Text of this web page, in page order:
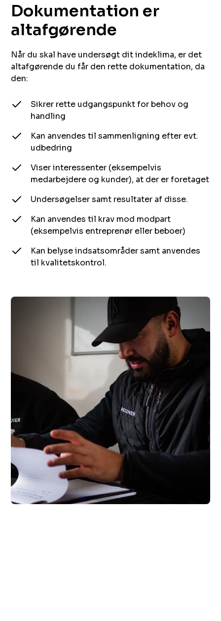
Dokumentation er
altafgørende‌ ‍ ​‍​‍‌‍ ‌ ​‍‌‍‍‌‌‍‌ ‌‍‍‌‌‍ ‍​‍​‍​ ‍‍​‍​‍‌ ​ ‌‍​‌‌‍ ‍‌‍‍‌‌ ‌​‌ ‍‌​‍ ‍‌‍‍‌‌‍ ​‍​‍​‍ ​​‍​‍‌‍‍​‌ ​‍‌‍‌‌‌‍‌‍​‍​‍​ ‍‍​‍​‍​‍ ‌ ​ ‌ ‌​‌ ‌‌‌‍‌​‌‍‍‌‌‍ ​‍ ‌‍‍‌‌‍ ‍‌ ‌​‌‍‌‌‌‍ ‍‌ ‌​​‍ ‌‍‌‌‌‍‌​‌‍‍‌‌ ‌​​‍ ‌‍ ‌‌‍ ‌‍‌​‌‍‌‌​ ‌‌ ​​‌ ​‍‌‍‌‌‌ ​ ‌‍‌‌‌‍ ‍‌ ‌​‌‍​‌‌ ‌​‌‍‍‌‌‍ ‌‍ ‍​ ‍ ‌‍‍‌‌‍‌​​ ‌​ ‌‍​ ​ ‌‍​‌‌‍​‍​ ‌​​ ​‍​ ​‌‌‍‌​​‍ ‌​ ‌ ​ ‌ ‌‍​ ​ ‌‍​‍ ‌​ ‌​‌‍​‌‌‍​‌‌‍​ ​‍ ‌​ ‍​​ ​​​ ‌ ​ ‍​​‍ ‌‌‍​‍​ ​ ​ ‌‍​ ​ ​ ​ ​ ​​​ ‌‌​ ‌‌​ ​ ‌‍‌‍​ ‍‌​ ‌ ​ ‍ ‌ ‌​‌ ‍‌‌ ​​‌‍‌‌​ ‌‌ ​ ‌‍‍‌‌ ‌​‌‍‌‌‌‌​​‌‍​‌‌‍‌ ‌‍‌‌​ ‍ ‌ ​​‌‍​‌‌ ‌​‌‍‍​​ ‌‌ ​​‌‍​‌‌‍‌ ‌‍‌‌‌​​‍‌ ‌‌‌‍‍‌‌‍ ​‌‍‌​‌‍‌‌‌ ​‍​‍‌‌​ ‌‌‌​​‍‌‌ ‌‍‍ ‌‍‌‌‌ ‍‌​‍‌‌​ ​ ‌​‌​​‍‌‌​ ​ ‌​‌​​‍‌‌​ ​‍​ ​‍​ ​ ‌‍​‌‌‍​ ​ ​​‌‍​‌​ ​​​ ‌ ​ ​​‌‍‌​​ ‌ ​ ‌‍‌‍​ ​‍‌‌​ ​‍​ ​‍​‍‌‌​ ‌‌‌​‌​​‍ ‍‌‍​ ‌‍ ‌‍ ‍‌ ‌​‌‍‌‌‌‍ ‍‌ ‌​​‍‌‌​ ‌‌‌​​‍‌‌ ‌‍‍ ‌‍‌‌‌ ‍‌​‍‌‌​ ​ ‌​‌​​‍‌‌​ ​ ‌​‌​​‍‌‌​ ​‍​ ​‍‌‍‌‌​ ​​​ ‍​​ ‍​‌‍‌​‌‍‌‍​ ​ ‌‍‌‌‌‍‌‌​ ‍​​ ‌‍​ ​‌​‍‌‌​ ​‍​ ​‍​‍‌‌​ ‌‌‌​‌​​‍ ‍‌‍​ ‌‍‍​‌‍‍‌‌‍ ​‌‍‌​‌ ​‍‌‍‌‌‌‍ ‍​‍‌‌​ ‌‌‌​​‍‌‌ ‌‍‍ ‌‍‌‌‌ ‍‌​‍‌‌​ ​ ‌​‌​​‍‌‌​ ​ ‌​‌​​‍‌‌​ ​‍​ ​‍​ ‌‍​ ‌​‌‍​ ‌‍‌‍‌‍‌‌‌‍​‌‌‍​‍​ ‌ ​ ‍‌​ ​‌‌‍​ ​ ‍​​‍‌‌​ ​‍​ ​‍​‍‌‌​ ‌‌‌​‌​​‍ ‍‌ ‌​‌‍‌‌‌ ‍​‌ ‌​​ ‌‍​‍‌‍​‌‌ ​ ‌‍‌‌‌‌‌‌‌ ​‍‌‍ ​​ ‌​‍‌‌​ ​‍‌​‌‍‌ ​ ‌ ‌​‌ ‌‌‌‍‌​‌‍‍‌‌‍ ​‍‌‍‌‍‍‌‌‍‌​​ ‌​ ‌‍​ ​ ‌‍​‌‌‍​‍​ ‌​​ ​‍​ ​‌‌‍‌​​‍ ‌​ ‌ ​ ‌ ‌‍​ ​ ‌‍​‍ ‌​ ‌​‌‍​‌‌‍​‌‌‍​ ​‍ ‌​ ‍​​ ​​​ ‌ ​ ‍​​‍ ‌‌‍​‍​ ​ ​ ‌‍​ ​ ​ ​ ​ ​​​ ‌‌​ ‌‌​ ​ ‌‍‌‍​ ‍‌​ ‌ ​‍‌‍‌ ‌​‌ ‍‌‌ ​​‌‍‌‌​ ‌‌ ​ ‌‍‍‌‌ ‌​‌‍‌‌‌‌​​‌‍​‌‌‍‌ ‌‍‌‌​‍‌‍‌ ​​‌‍​‌‌ ‌​‌‍‍​​ ‌‌ ​​‌‍​‌‌‍‌ ‌‍‌‌‌​​‍‌ ‌‌‌‍‍‌‌‍ ​‌‍‌​‌‍‌‌‌ ​‍​‍‌‌​ ‌‌‌​​‍‌‌ ‌‍‍ ‌‍‌‌‌ ‍‌​‍‌‌​ ​ ‌​‌​​‍‌‌​ ​ ‌​‌​​‍‌‌​ ​‍​ ​‍​ ​ ‌‍​‌‌‍​ ​ ​​‌‍​‌​ ​​​ ‌ ​ ​​‌‍‌​​ ‌ ​ ‌‍‌‍​ ​‍‌‌​ ​‍​ ​‍​‍‌‌​ ‌‌‌​‌​​‍ ‍‌‍​ ‌‍ ‌‍ ‍‌ ‌​‌‍‌‌‌‍ ‍‌ ‌​​‍‌‌​ ‌‌‌​​‍‌‌ ‌‍‍ ‌‍‌‌‌ ‍‌​‍‌‌​ ​ ‌​‌​​‍‌‌​ ​ ‌​‌​​‍‌‌​ ​‍​ ​‍‌‍‌‌​ ​​​ ‍​​ ‍​‌‍‌​‌‍‌‍​ ​ ‌‍‌‌‌‍‌‌​ ‍​​ ‌‍​ ​‌​‍‌‌​ ​‍​ ​‍​‍‌‌​ ‌‌‌​‌​​‍ ‍‌‍​ ‌‍‍​‌‍‍‌‌‍ ​‌‍‌​‌ ​‍‌‍‌‌‌‍ ‍​‍‌‌​ ‌‌‌​​‍‌‌ ‌‍‍ ‌‍‌‌‌ ‍‌​‍‌‌​ ​ ‌​‌​​‍‌‌​ ​ ‌​‌​​‍‌‌​ ​‍​ ​‍​ ‌‍​ ‌​‌‍​ ‌‍‌‍‌‍‌‌‌‍​‌‌‍​‍​ ‌ ​ ‍‌​ ​‌‌‍​ ​ ‍​​‍‌‌​ ​‍​ ​‍​‍‌‌​ ‌‌‌​‌​​‍ ‍‌ ‌​‌‍‌‌‌ ‍​‌ ‌​​‍​‍‌ ‌
Når du skal have undersøgt dit indeklima, er det
altafgørende du får den rette dokumentation, da
den:‌ ‍ ​‍​‍‌‍ ‌ ​‍‌‍‍‌‌‍‌ ‌‍‍‌‌‍ ‍​‍​‍​ ‍‍​‍​‍‌ ​ ‌‍​‌‌‍ ‍‌‍‍‌‌ ‌​‌ ‍‌​‍ ‍‌‍‍‌‌‍ ​‍​‍​‍ ​​‍​‍‌‍‍​‌ ​‍‌‍‌‌‌‍‌‍​‍​‍​ ‍‍​‍​‍​‍ ‌ ​ ‌ ‌​‌ ‌‌‌‍‌​‌‍‍‌‌‍ ​‍ ‌‍‍‌‌‍ ‍‌ ‌​‌‍‌‌‌‍ ‍‌ ‌​​‍ ‌‍‌‌‌‍‌​‌‍‍‌‌ ‌​​‍ ‌‍ ‌‌‍ ‌‍‌​‌‍‌‌​ ‌‌ ​​‌ ​‍‌‍‌‌‌ ​ ‌‍‌‌‌‍ ‍‌ ‌​‌‍​‌‌ ‌​‌‍‍‌‌‍ ‌‍ ‍​ ‍ ‌‍‍‌‌‍‌​​ ‌​ ‌‍​ ​ ‌‍​‌‌‍​‍​ ‌​​ ​‍​ ​‌‌‍‌​​‍ ‌​ ‌ ​ ‌ ‌‍​ ​ ‌‍​‍ ‌​ ‌​‌‍​‌‌‍​‌‌‍​ ​‍ ‌​ ‍​​ ​​​ ‌ ​ ‍​​‍ ‌‌‍​‍​ ​ ​ ‌‍​ ​ ​ ​ ​ ​​​ ‌‌​ ‌‌​ ​ ‌‍‌‍​ ‍‌​ ‌ ​ ‍ ‌ ‌​‌ ‍‌‌ ​​‌‍‌‌​ ‌‌ ​ ‌‍‍‌‌ ‌​‌‍‌‌‌‌​​‌‍​‌‌‍‌ ‌‍‌‌​ ‍ ‌ ​​‌‍​‌‌ ‌​‌‍‍​​ ‌‌ ​​‌‍​‌‌‍‌ ‌‍‌‌‌​​‍‌ ‌‌‌‍‍‌‌‍ ​‌‍‌​‌‍‌‌‌ ​‍​‍‌‌​ ‌‌‌​​‍‌‌ ‌‍‍ ‌‍‌‌‌ ‍‌​‍‌‌​ ​ ‌​‌​​‍‌‌​ ​ ‌​‌​​‍‌‌​ ​‍​ ​‍​ ​ ‌‍​‌‌‍​ ​ ​​‌‍​‌​ ​​​ ‌ ​ ​​‌‍‌​​ ‌ ​ ‌‍‌‍​ ​‍‌‌​ ​‍​ ​‍​‍‌‌​ ‌‌‌​‌​​‍ ‍‌‍​ ‌‍ ‌‍ ‍‌ ‌​‌‍‌‌‌‍ ‍‌ ‌​​‍‌‌​ ‌‌‌​​‍‌‌ ‌‍‍ ‌‍‌‌‌ ‍‌​‍‌‌​ ​ ‌​‌​​‍‌‌​ ​ ‌​‌​​‍‌‌​ ​‍​ ​‍​ ‌‍​ ‍​‌‍‌‌​ ‍​​ ‍​‌‍‌‌​ ​‍​ ​‌​ ‌​‌‍‌​​ ‌‍​ ‍‌​‍‌‌​ ​‍​ ​‍​‍‌‌​ ‌‌‌​‌​​‍ ‍‌‍​ ‌‍‍​‌‍‍‌‌‍ ​‌‍‌​‌ ​‍‌‍‌‌‌‍ ‍​‍‌‌​ ‌‌‌​​‍‌‌ ‌‍‍ ‌‍‌‌‌ ‍‌​‍‌‌​ ​ ‌​‌​​‍‌‌​ ​ ‌​‌​​‍‌‌​ ​‍​ ​‍​ ​ ‌‍‌‍​ ‌‌‌‍‌​​ ‌‌‌‍‌​​ ‌‌‌‍​ ​ ​ ‌‍‌‍​ ​​‌‍​‍​‍‌‌​ ​‍​ ​‍​‍‌‌​ ‌‌‌​‌​​‍ ‍‌ ‌​‌‍‌‌‌ ‍​‌ ‌​​ ‌‍​‍‌‍​‌‌ ​ ‌‍‌‌‌‌‌‌‌ ​‍‌‍ ​​ ‌​‍‌‌​ ​‍‌​‌‍‌ ​ ‌ ‌​‌ ‌‌‌‍‌​‌‍‍‌‌‍ ​‍‌‍‌‍‍‌‌‍‌​​ ‌​ ‌‍​ ​ ‌‍​‌‌‍​‍​ ‌​​ ​‍​ ​‌‌‍‌​​‍ ‌​ ‌ ​ ‌ ‌‍​ ​ ‌‍​‍ ‌​ ‌​‌‍​‌‌‍​‌‌‍​ ​‍ ‌​ ‍​​ ​​​ ‌ ​ ‍​​‍ ‌‌‍​‍​ ​ ​ ‌‍​ ​ ​ ​ ​ ​​​ ‌‌​ ‌‌​ ​ ‌‍‌‍​ ‍‌​ ‌ ​‍‌‍‌ ‌​‌ ‍‌‌ ​​‌‍‌‌​ ‌‌ ​ ‌‍‍‌‌ ‌​‌‍‌‌‌‌​​‌‍​‌‌‍‌ ‌‍‌‌​‍‌‍‌ ​​‌‍​‌‌ ‌​‌‍‍​​ ‌‌ ​​‌‍​‌‌‍‌ ‌‍‌‌‌​​‍‌ ‌‌‌‍‍‌‌‍ ​‌‍‌​‌‍‌‌‌ ​‍​‍‌‌​ ‌‌‌​​‍‌‌ ‌‍‍ ‌‍‌‌‌ ‍‌​‍‌‌​ ​ ‌​‌​​‍‌‌​ ​ ‌​‌​​‍‌‌​ ​‍​ ​‍​ ​ ‌‍​‌‌‍​ ​ ​​‌‍​‌​ ​​​ ‌ ​ ​​‌‍‌​​ ‌ ​ ‌‍‌‍​ ​‍‌‌​ ​‍​ ​‍​‍‌‌​ ‌‌‌​‌​​‍ ‍‌‍​ ‌‍ ‌‍ ‍‌ ‌​‌‍‌‌‌‍ ‍‌ ‌​​‍‌‌​ ‌‌‌​​‍‌‌ ‌‍‍ ‌‍‌‌‌ ‍‌​‍‌‌​ ​ ‌​‌​​‍‌‌​ ​ ‌​‌​​‍‌‌​ ​‍​ ​‍​ ‌‍​ ‍​‌‍‌‌​ ‍​​ ‍​‌‍‌‌​ ​‍​ ​‌​ ‌​‌‍‌​​ ‌‍​ ‍‌​‍‌‌​ ​‍​ ​‍​‍‌‌​ ‌‌‌​‌​​‍ ‍‌‍​ ‌‍‍​‌‍‍‌‌‍ ​‌‍‌​‌ ​‍‌‍‌‌‌‍ ‍​‍‌‌​ ‌‌‌​​‍‌‌ ‌‍‍ ‌‍‌‌‌ ‍‌​‍‌‌​ ​ ‌​‌​​‍‌‌​ ​ ‌​‌​​‍‌‌​ ​‍​ ​‍​ ​ ‌‍‌‍​ ‌‌‌‍‌​​ ‌‌‌‍‌​​ ‌‌‌‍​ ​ ​ ‌‍‌‍​ ​​‌‍​‍​‍‌‌​ ​‍​ ​‍​‍‌‌​ ‌‌‌​‌​​‍ ‍‌ ‌​‌‍‌‌‌ ‍​‌ ‌​​‍​‍‌ ‌
Sikrer rette udgangspunkt for behov og
handling‌ ‍ ​‍​‍‌‍ ‌ ​‍‌‍‍‌‌‍‌ ‌‍‍‌‌‍ ‍​‍​‍​ ‍‍​‍​‍‌ ​ ‌‍​‌‌‍ ‍‌‍‍‌‌ ‌​‌ ‍‌​‍ ‍‌‍‍‌‌‍ ​‍​‍​‍ ​​‍​‍‌‍‍​‌ ​‍‌‍‌‌‌‍‌‍​‍​‍​ ‍‍​‍​‍​‍ ‌ ​ ‌ ‌​‌ ‌‌‌‍‌​‌‍‍‌‌‍ ​‍ ‌‍‍‌‌‍ ‍‌ ‌​‌‍‌‌‌‍ ‍‌ ‌​​‍ ‌‍‌‌‌‍‌​‌‍‍‌‌ ‌​​‍ ‌‍ ‌‌‍ ‌‍‌​‌‍‌‌​ ‌‌ ​​‌ ​‍‌‍‌‌‌ ​ ‌‍‌‌‌‍ ‍‌ ‌​‌‍​‌‌ ‌​‌‍‍‌‌‍ ‌‍ ‍​ ‍ ‌‍‍‌‌‍‌​​ ‌​ ‌‍​ ​ ‌‍​‌‌‍​‍​ ‌​​ ​‍​ ​‌‌‍‌​​‍ ‌​ ‌ ​ ‌ ‌‍​ ​ ‌‍​‍ ‌​ ‌​‌‍​‌‌‍​‌‌‍​ ​‍ ‌​ ‍​​ ​​​ ‌ ​ ‍​​‍ ‌‌‍​‍​ ​ ​ ‌‍​ ​ ​ ​ ​ ​​​ ‌‌​ ‌‌​ ​ ‌‍‌‍​ ‍‌​ ‌ ​ ‍ ‌ ‌​‌ ‍‌‌ ​​‌‍‌‌​ ‌‌ ​ ‌‍‍‌‌ ‌​‌‍‌‌‌‌​​‌‍​‌‌‍‌ ‌‍‌‌​ ‍ ‌ ​​‌‍​‌‌ ‌​‌‍‍​​ ‌‌ ​​‌‍​‌‌‍‌ ‌‍‌‌‌​​‍‌ ‌‌‌‍‍‌‌‍ ​‌‍‌​‌‍‌‌‌ ​‍​‍‌‌​ ‌‌‌​​‍‌‌ ‌‍‍ ‌‍‌‌‌ ‍‌​‍‌‌​ ​ ‌​‌​​‍‌‌​ ​ ‌​‌​​‍‌‌​ ​‍​ ​‍​ ​ ‌‍​‌‌‍​ ​ ​​‌‍​‌​ ​​​ ‌ ​ ​​‌‍‌​​ ‌ ​ ‌‍‌‍​ ​‍‌‌​ ​‍​ ​‍​‍‌‌​ ‌‌‌​‌​​‍ ‍‌‍​ ‌‍ ‌‍ ‍‌ ‌​‌‍‌‌‌‍ ‍‌ ‌​​‍‌‌​ ‌‌‌​​‍‌‌ ‌‍‍ ‌‍‌‌‌ ‍‌​‍‌‌​ ​ ‌​‌​​‍‌‌​ ​ ‌​‌​​‍‌‌​ ​‍​ ​‍‌‍​ ​ ​​‌‍‌‌​ ‌ ​ ​​​ ​‌​ ‌‍‌‍‌‍​ ​‍‌‍‌​‌‍​‌​ ‍​​‍‌‌​ ​‍​ ​‍​‍‌‌​ ‌‌‌​‌​​‍ ‍‌‍​ ‌‍‍​‌‍‍‌‌‍ ​‌‍‌​‌ ​‍‌‍‌‌‌‍ ‍​‍‌‌​ ‌‌‌​​‍‌‌ ‌‍‍ ‌‍‌‌‌ ‍‌​‍‌‌​ ​ ‌​‌​​‍‌‌​ ​ ‌​‌​​‍‌‌​ ​‍​ ​‍‌‍‌​‌‍‌​‌‍​‌​ ‌‌‌‍​ ‌‍​‍‌‍​‍‌‍‌​‌‍‌‍​ ‌ ‌‍‌‌‌‍​ ​‍‌‌​ ​‍​ ​‍​‍‌‌​ ‌‌‌​‌​​‍ ‍‌ ‌​‌‍‌‌‌ ‍​‌ ‌​​ ‌‍​‍‌‍​‌‌ ​ ‌‍‌‌‌‌‌‌‌ ​‍‌‍ ​​ ‌​‍‌‌​ ​‍‌​‌‍‌ ​ ‌ ‌​‌ ‌‌‌‍‌​‌‍‍‌‌‍ ​‍‌‍‌‍‍‌‌‍‌​​ ‌​ ‌‍​ ​ ‌‍​‌‌‍​‍​ ‌​​ ​‍​ ​‌‌‍‌​​‍ ‌​ ‌ ​ ‌ ‌‍​ ​ ‌‍​‍ ‌​ ‌​‌‍​‌‌‍​‌‌‍​ ​‍ ‌​ ‍​​ ​​​ ‌ ​ ‍​​‍ ‌‌‍​‍​ ​ ​ ‌‍​ ​ ​ ​ ​ ​​​ ‌‌​ ‌‌​ ​ ‌‍‌‍​ ‍‌​ ‌ ​‍‌‍‌ ‌​‌ ‍‌‌ ​​‌‍‌‌​ ‌‌ ​ ‌‍‍‌‌ ‌​‌‍‌‌‌‌​​‌‍​‌‌‍‌ ‌‍‌‌​‍‌‍‌ ​​‌‍​‌‌ ‌​‌‍‍​​ ‌‌ ​​‌‍​‌‌‍‌ ‌‍‌‌‌​​‍‌ ‌‌‌‍‍‌‌‍ ​‌‍‌​‌‍‌‌‌ ​‍​‍‌‌​ ‌‌‌​​‍‌‌ ‌‍‍ ‌‍‌‌‌ ‍‌​‍‌‌​ ​ ‌​‌​​‍‌‌​ ​ ‌​‌​​‍‌‌​ ​‍​ ​‍​ ​ ‌‍​‌‌‍​ ​ ​​‌‍​‌​ ​​​ ‌ ​ ​​‌‍‌​​ ‌ ​ ‌‍‌‍​ ​‍‌‌​ ​‍​ ​‍​‍‌‌​ ‌‌‌​‌​​‍ ‍‌‍​ ‌‍ ‌‍ ‍‌ ‌​‌‍‌‌‌‍ ‍‌ ‌​​‍‌‌​ ‌‌‌​​‍‌‌ ‌‍‍ ‌‍‌‌‌ ‍‌​‍‌‌​ ​ ‌​‌​​‍‌‌​ ​ ‌​‌​​‍‌‌​ ​‍​ ​‍‌‍​ ​ ​​‌‍‌‌​ ‌ ​ ​​​ ​‌​ ‌‍‌‍‌‍​ ​‍‌‍‌​‌‍​‌​ ‍​​‍‌‌​ ​‍​ ​‍​‍‌‌​ ‌‌‌​‌​​‍ ‍‌‍​ ‌‍‍​‌‍‍‌‌‍ ​‌‍‌​‌ ​‍‌‍‌‌‌‍ ‍​‍‌‌​ ‌‌‌​​‍‌‌ ‌‍‍ ‌‍‌‌‌ ‍‌​‍‌‌​ ​ ‌​‌​​‍‌‌​ ​ ‌​‌​​‍‌‌​ ​‍​ ​‍‌‍‌​‌‍‌​‌‍​‌​ ‌‌‌‍​ ‌‍​‍‌‍​‍‌‍‌​‌‍‌‍​ ‌ ‌‍‌‌‌‍​ ​‍‌‌​ ​‍​ ​‍​‍‌‌​ ‌‌‌​‌​​‍ ‍‌ ‌​‌‍‌‌‌ ‍​‌ ‌​​‍​‍‌ ‌
Kan anvendes til sammenligning efter evt.
udbedring‌ ‍ ​‍​‍‌‍ ‌ ​‍‌‍‍‌‌‍‌ ‌‍‍‌‌‍ ‍​‍​‍​ ‍‍​‍​‍‌ ​ ‌‍​‌‌‍ ‍‌‍‍‌‌ ‌​‌ ‍‌​‍ ‍‌‍‍‌‌‍ ​‍​‍​‍ ​​‍​‍‌‍‍​‌ ​‍‌‍‌‌‌‍‌‍​‍​‍​ ‍‍​‍​‍​‍ ‌ ​ ‌ ‌​‌ ‌‌‌‍‌​‌‍‍‌‌‍ ​‍ ‌‍‍‌‌‍ ‍‌ ‌​‌‍‌‌‌‍ ‍‌ ‌​​‍ ‌‍‌‌‌‍‌​‌‍‍‌‌ ‌​​‍ ‌‍ ‌‌‍ ‌‍‌​‌‍‌‌​ ‌‌ ​​‌ ​‍‌‍‌‌‌ ​ ‌‍‌‌‌‍ ‍‌ ‌​‌‍​‌‌ ‌​‌‍‍‌‌‍ ‌‍ ‍​ ‍ ‌‍‍‌‌‍‌​​ ‌​ ‌‍​ ​ ‌‍​‌‌‍​‍​ ‌​​ ​‍​ ​‌‌‍‌​​‍ ‌​ ‌ ​ ‌ ‌‍​ ​ ‌‍​‍ ‌​ ‌​‌‍​‌‌‍​‌‌‍​ ​‍ ‌​ ‍​​ ​​​ ‌ ​ ‍​​‍ ‌‌‍​‍​ ​ ​ ‌‍​ ​ ​ ​ ​ ​​​ ‌‌​ ‌‌​ ​ ‌‍‌‍​ ‍‌​ ‌ ​ ‍ ‌ ‌​‌ ‍‌‌ ​​‌‍‌‌​ ‌‌ ​ ‌‍‍‌‌ ‌​‌‍‌‌‌‌​​‌‍​‌‌‍‌ ‌‍‌‌​ ‍ ‌ ​​‌‍​‌‌ ‌​‌‍‍​​ ‌‌ ​​‌‍​‌‌‍‌ ‌‍‌‌‌​​‍‌ ‌‌‌‍‍‌‌‍ ​‌‍‌​‌‍‌‌‌ ​‍​‍‌‌​ ‌‌‌​​‍‌‌ ‌‍‍ ‌‍‌‌‌ ‍‌​‍‌‌​ ​ ‌​‌​​‍‌‌​ ​ ‌​‌​​‍‌‌​ ​‍​ ​‍​ ​ ‌‍​‌‌‍​ ​ ​​‌‍​‌​ ​​​ ‌ ​ ​​‌‍‌​​ ‌ ​ ‌‍‌‍​ ​‍‌‌​ ​‍​ ​‍​‍‌‌​ ‌‌‌​‌​​‍ ‍‌‍​ ‌‍ ‌‍ ‍‌ ‌​‌‍‌‌‌‍ ‍‌ ‌​​‍‌‌​ ‌‌‌​​‍‌‌ ‌‍‍ ‌‍‌‌‌ ‍‌​‍‌‌​ ​ ‌​‌​​‍‌‌​ ​ ‌​‌​​‍‌‌​ ​‍​ ​‍‌‍​‍​ ‍‌​ ​ ‌‍‌‌​ ‌ ​ ​​​ ​ ‌‍​‍​ ​ ​ ​​‌‍​‌​ ​‌​‍‌‌​ ​‍​ ​‍​‍‌‌​ ‌‌‌​‌​​‍ ‍‌‍​ ‌‍‍​‌‍‍‌‌‍ ​‌‍‌​‌ ​‍‌‍‌‌‌‍ ‍​‍‌‌​ ‌‌‌​​‍‌‌ ‌‍‍ ‌‍‌‌‌ ‍‌​‍‌‌​ ​ ‌​‌​​‍‌‌​ ​ ‌​‌​​‍‌‌​ ​‍​ ​‍​ ​ ​ ‍​​ ‌‌​ ​​‌‍​ ​ ‌‌​ ​​​ ‍‌‌‍‌‍​ ‌ ‌‍​‌​ ​‍​‍‌‌​ ​‍​ ​‍​‍‌‌​ ‌‌‌​‌​​‍ ‍‌ ‌​‌‍‌‌‌ ‍​‌ ‌​​ ‌‍​‍‌‍​‌‌ ​ ‌‍‌‌‌‌‌‌‌ ​‍‌‍ ​​ ‌​‍‌‌​ ​‍‌​‌‍‌ ​ ‌ ‌​‌ ‌‌‌‍‌​‌‍‍‌‌‍ ​‍‌‍‌‍‍‌‌‍‌​​ ‌​ ‌‍​ ​ ‌‍​‌‌‍​‍​ ‌​​ ​‍​ ​‌‌‍‌​​‍ ‌​ ‌ ​ ‌ ‌‍​ ​ ‌‍​‍ ‌​ ‌​‌‍​‌‌‍​‌‌‍​ ​‍ ‌​ ‍​​ ​​​ ‌ ​ ‍​​‍ ‌‌‍​‍​ ​ ​ ‌‍​ ​ ​ ​ ​ ​​​ ‌‌​ ‌‌​ ​ ‌‍‌‍​ ‍‌​ ‌ ​‍‌‍‌ ‌​‌ ‍‌‌ ​​‌‍‌‌​ ‌‌ ​ ‌‍‍‌‌ ‌​‌‍‌‌‌‌​​‌‍​‌‌‍‌ ‌‍‌‌​‍‌‍‌ ​​‌‍​‌‌ ‌​‌‍‍​​ ‌‌ ​​‌‍​‌‌‍‌ ‌‍‌‌‌​​‍‌ ‌‌‌‍‍‌‌‍ ​‌‍‌​‌‍‌‌‌ ​‍​‍‌‌​ ‌‌‌​​‍‌‌ ‌‍‍ ‌‍‌‌‌ ‍‌​‍‌‌​ ​ ‌​‌​​‍‌‌​ ​ ‌​‌​​‍‌‌​ ​‍​ ​‍​ ​ ‌‍​‌‌‍​ ​ ​​‌‍​‌​ ​​​ ‌ ​ ​​‌‍‌​​ ‌ ​ ‌‍‌‍​ ​‍‌‌​ ​‍​ ​‍​‍‌‌​ ‌‌‌​‌​​‍ ‍‌‍​ ‌‍ ‌‍ ‍‌ ‌​‌‍‌‌‌‍ ‍‌ ‌​​‍‌‌​ ‌‌‌​​‍‌‌ ‌‍‍ ‌‍‌‌‌ ‍‌​‍‌‌​ ​ ‌​‌​​‍‌‌​ ​ ‌​‌​​‍‌‌​ ​‍​ ​‍‌‍​‍​ ‍‌​ ​ ‌‍‌‌​ ‌ ​ ​​​ ​ ‌‍​‍​ ​ ​ ​​‌‍​‌​ ​‌​‍‌‌​ ​‍​ ​‍​‍‌‌​ ‌‌‌​‌​​‍ ‍‌‍​ ‌‍‍​‌‍‍‌‌‍ ​‌‍‌​‌ ​‍‌‍‌‌‌‍ ‍​‍‌‌​ ‌‌‌​​‍‌‌ ‌‍‍ ‌‍‌‌‌ ‍‌​‍‌‌​ ​ ‌​‌​​‍‌‌​ ​ ‌​‌​​‍‌‌​ ​‍​ ​‍​ ​ ​ ‍​​ ‌‌​ ​​‌‍​ ​ ‌‌​ ​​​ ‍‌‌‍‌‍​ ‌ ‌‍​‌​ ​‍​‍‌‌​ ​‍​ ​‍​‍‌‌​ ‌‌‌​‌​​‍ ‍‌ ‌​‌‍‌‌‌ ‍​‌ ‌​​‍​‍‌ ‌
Viser interessenter (eksempelvis
medarbejdere og kunder), at der er‌ foretaget ‍ ​‍​‍‌‍ ‌ ​‍‌‍‍‌‌‍‌ ‌‍‍‌‌‍ ‍​‍​‍​ ‍‍​‍​‍‌ ​ ‌‍​‌‌‍ ‍‌‍‍‌‌ ‌​‌ ‍‌​‍ ‍‌‍‍‌‌‍ ​‍​‍​‍ ​​‍​‍‌‍‍​‌ ​‍‌‍‌‌‌‍‌‍​‍​‍​ ‍‍​‍​‍​‍ ‌ ​ ‌ ‌​‌ ‌‌‌‍‌​‌‍‍‌‌‍ ​‍ ‌‍‍‌‌‍ ‍‌ ‌​‌‍‌‌‌‍ ‍‌ ‌​​‍ ‌‍‌‌‌‍‌​‌‍‍‌‌ ‌​​‍ ‌‍ ‌‌‍ ‌‍‌​‌‍‌‌​ ‌‌ ​​‌ ​‍‌‍‌‌‌ ​ ‌‍‌‌‌‍ ‍‌ ‌​‌‍​‌‌ ‌​‌‍‍‌‌‍ ‌‍ ‍​ ‍ ‌‍‍‌‌‍‌​​ ‌​ ‌‍​ ​ ‌‍​‌‌‍​‍​ ‌​​ ​‍​ ​‌‌‍‌​​‍ ‌​ ‌ ​ ‌ ‌‍​ ​ ‌‍​‍ ‌​ ‌​‌‍​‌‌‍​‌‌‍​ ​‍ ‌​ ‍​​ ​​​ ‌ ​ ‍​​‍ ‌‌‍​‍​ ​ ​ ‌‍​ ​ ​ ​ ​ ​​​ ‌‌​ ‌‌​ ​ ‌‍‌‍​ ‍‌​ ‌ ​ ‍ ‌ ‌​‌ ‍‌‌ ​​‌‍‌‌​ ‌‌ ​ ‌‍‍‌‌ ‌​‌‍‌‌‌‌​​‌‍​‌‌‍‌ ‌‍‌‌​ ‍ ‌ ​​‌‍​‌‌ ‌​‌‍‍​​ ‌‌ ​​‌‍​‌‌‍‌ ‌‍‌‌‌​​‍‌ ‌‌‌‍‍‌‌‍ ​‌‍‌​‌‍‌‌‌ ​‍​‍‌‌​ ‌‌‌​​‍‌‌ ‌‍‍ ‌‍‌‌‌ ‍‌​‍‌‌​ ​ ‌​‌​​‍‌‌​ ​ ‌​‌​​‍‌‌​ ​‍​ ​‍​ ​ ‌‍​‌‌‍​ ​ ​​‌‍​‌​ ​​​ ‌ ​ ​​‌‍‌​​ ‌ ​ ‌‍‌‍​ ​‍‌‌​ ​‍​ ​‍​‍‌‌​ ‌‌‌​‌​​‍ ‍‌‍​ ‌‍ ‌‍ ‍‌ ‌​‌‍‌‌‌‍ ‍‌ ‌​​‍‌‌​ ‌‌‌​​‍‌‌ ‌‍‍ ‌‍‌‌‌ ‍‌​‍‌‌​ ​ ‌​‌​​‍‌‌​ ​ ‌​‌​​‍‌‌​ ​‍​ ​‍​ ‌‍​ ​‍​ ‌‍​ ‌​​ ‌ ​ ‍​‌‍​‌​ ​​​ ‌‍​ ‌‍​ ‌‌‌‍​‌​‍‌‌​ ​‍​ ​‍​‍‌‌​ ‌‌‌​‌​​‍ ‍‌‍​ ‌‍‍​‌‍‍‌‌‍ ​‌‍‌​‌ ​‍‌‍‌‌‌‍ ‍​‍‌‌​ ‌‌‌​​‍‌‌ ‌‍‍ ‌‍‌‌‌ ‍‌​‍‌‌​ ​ ‌​‌​​‍‌‌​ ​ ‌​‌​​‍‌‌​ ​‍​ ​‍‌‍​ ‌‍‌​‌‍​ ​ ​ ​ ‍​‌‍‌‌​ ‌ ​ ‍‌‌‍​ ‌‍​ ​ ‍​​ ‍​​‍‌‌​ ​‍​ ​‍​‍‌‌​ ‌‌‌​‌​​‍ ‍‌ ‌​‌‍‌‌‌ ‍​‌ ‌​​ ‌‍​‍‌‍​‌‌ ​ ‌‍‌‌‌‌‌‌‌ ​‍‌‍ ​​ ‌​‍‌‌​ ​‍‌​‌‍‌ ​ ‌ ‌​‌ ‌‌‌‍‌​‌‍‍‌‌‍ ​‍‌‍‌‍‍‌‌‍‌​​ ‌​ ‌‍​ ​ ‌‍​‌‌‍​‍​ ‌​​ ​‍​ ​‌‌‍‌​​‍ ‌​ ‌ ​ ‌ ‌‍​ ​ ‌‍​‍ ‌​ ‌​‌‍​‌‌‍​‌‌‍​ ​‍ ‌​ ‍​​ ​​​ ‌ ​ ‍​​‍ ‌‌‍​‍​ ​ ​ ‌‍​ ​ ​ ​ ​ ​​​ ‌‌​ ‌‌​ ​ ‌‍‌‍​ ‍‌​ ‌ ​‍‌‍‌ ‌​‌ ‍‌‌ ​​‌‍‌‌​ ‌‌ ​ ‌‍‍‌‌ ‌​‌‍‌‌‌‌​​‌‍​‌‌‍‌ ‌‍‌‌​‍‌‍‌ ​​‌‍​‌‌ ‌​‌‍‍​​ ‌‌ ​​‌‍​‌‌‍‌ ‌‍‌‌‌​​‍‌ ‌‌‌‍‍‌‌‍ ​‌‍‌​‌‍‌‌‌ ​‍​‍‌‌​ ‌‌‌​​‍‌‌ ‌‍‍ ‌‍‌‌‌ ‍‌​‍‌‌​ ​ ‌​‌​​‍‌‌​ ​ ‌​‌​​‍‌‌​ ​‍​ ​‍​ ​ ‌‍​‌‌‍​ ​ ​​‌‍​‌​ ​​​ ‌ ​ ​​‌‍‌​​ ‌ ​ ‌‍‌‍​ ​‍‌‌​ ​‍​ ​‍​‍‌‌​ ‌‌‌​‌​​‍ ‍‌‍​ ‌‍ ‌‍ ‍‌ ‌​‌‍‌‌‌‍ ‍‌ ‌​​‍‌‌​ ‌‌‌​​‍‌‌ ‌‍‍ ‌‍‌‌‌ ‍‌​‍‌‌​ ​ ‌​‌​​‍‌‌​ ​ ‌​‌​​‍‌‌​ ​‍​ ​‍​ ‌‍​ ​‍​ ‌‍​ ‌​​ ‌ ​ ‍​‌‍​‌​ ​​​ ‌‍​ ‌‍​ ‌‌‌‍​‌​‍‌‌​ ​‍​ ​‍​‍‌‌​ ‌‌‌​‌​​‍ ‍‌‍​ ‌‍‍​‌‍‍‌‌‍ ​‌‍‌​‌ ​‍‌‍‌‌‌‍ ‍​‍‌‌​ ‌‌‌​​‍‌‌ ‌‍‍ ‌‍‌‌‌ ‍‌​‍‌‌​ ​ ‌​‌​​‍‌‌​ ​ ‌​‌​​‍‌‌​ ​‍​ ​‍‌‍​ ‌‍‌​‌‍​ ​ ​ ​ ‍​‌‍‌‌​ ‌ ​ ‍‌‌‍​ ‌‍​ ​ ‍​​ ‍​​‍‌‌​ ​‍​ ​‍​‍‌‌​ ‌‌‌​‌​​‍ ‍‌ ‌​‌‍‌‌‌ ‍​‌ ‌​​‍​‍‌ ‌
Undersøgelser samt resultater af disse. ‍ ​‍​‍‌‍ ‌ ​‍‌‍‍‌‌‍‌ ‌‍‍‌‌‍ ‍​‍​‍​ ‍‍​‍​‍‌ ​ ‌‍​‌‌‍ ‍‌‍‍‌‌ ‌​‌ ‍‌​‍ ‍‌‍‍‌‌‍ ​‍​‍​‍ ​​‍​‍‌‍‍​‌ ​‍‌‍‌‌‌‍‌‍​‍​‍​ ‍‍​‍​‍​‍ ‌ ​ ‌ ‌​‌ ‌‌‌‍‌​‌‍‍‌‌‍ ​‍ ‌‍‍‌‌‍ ‍‌ ‌​‌‍‌‌‌‍ ‍‌ ‌​​‍ ‌‍‌‌‌‍‌​‌‍‍‌‌ ‌​​‍ ‌‍ ‌‌‍ ‌‍‌​‌‍‌‌​ ‌‌ ​​‌ ​‍‌‍‌‌‌ ​ ‌‍‌‌‌‍ ‍‌ ‌​‌‍​‌‌ ‌​‌‍‍‌‌‍ ‌‍ ‍​ ‍ ‌‍‍‌‌‍‌​​ ‌​ ‌‍​ ​ ‌‍​‌‌‍​‍​ ‌​​ ​‍​ ​‌‌‍‌​​‍ ‌​ ‌ ​ ‌ ‌‍​ ​ ‌‍​‍ ‌​ ‌​‌‍​‌‌‍​‌‌‍​ ​‍ ‌​ ‍​​ ​​​ ‌ ​ ‍​​‍ ‌‌‍​‍​ ​ ​ ‌‍​ ​ ​ ​ ​ ​​​ ‌‌​ ‌‌​ ​ ‌‍‌‍​ ‍‌​ ‌ ​ ‍ ‌ ‌​‌ ‍‌‌ ​​‌‍‌‌​ ‌‌ ​ ‌‍‍‌‌ ‌​‌‍‌‌‌‌​​‌‍​‌‌‍‌ ‌‍‌‌​ ‍ ‌ ​​‌‍​‌‌ ‌​‌‍‍​​ ‌‌ ​​‌‍​‌‌‍‌ ‌‍‌‌‌​​‍‌ ‌‌‌‍‍‌‌‍ ​‌‍‌​‌‍‌‌‌ ​‍​‍‌‌​ ‌‌‌​​‍‌‌ ‌‍‍ ‌‍‌‌‌ ‍‌​‍‌‌​ ​ ‌​‌​​‍‌‌​ ​ ‌​‌​​‍‌‌​ ​‍​ ​‍​ ​ ‌‍​‌‌‍​ ​ ​​‌‍​‌​ ​​​ ‌ ​ ​​‌‍‌​​ ‌ ​ ‌‍‌‍​ ​‍‌‌​ ​‍​ ​‍​‍‌‌​ ‌‌‌​‌​​‍ ‍‌‍​ ‌‍ ‌‍ ‍‌ ‌​‌‍‌‌‌‍ ‍‌ ‌​​‍‌‌​ ‌‌‌​​‍‌‌ ‌‍‍ ‌‍‌‌‌ ‍‌​‍‌‌​ ​ ‌​‌​​‍‌‌​ ​ ‌​‌​​‍‌‌​ ​‍​ ​‍​ ‍‌​ ‍​‌‍‌​‌‍‌​‌‍​‍​ ‌​‌‍‌‍​ ‌‍‌‍​ ​ ‍​​ ​ ​ ‌ ​‍‌‌​ ​‍​ ​‍​‍‌‌​ ‌‌‌​‌​​‍ ‍‌‍​ ‌‍‍​‌‍‍‌‌‍ ​‌‍‌​‌ ​‍‌‍‌‌‌‍ ‍​‍‌‌​ ‌‌‌​​‍‌‌ ‌‍‍ ‌‍‌‌‌ ‍‌​‍‌‌​ ​ ‌​‌​​‍‌‌​ ​ ‌​‌​​‍‌‌​ ​‍​ ​‍‌‍‌‌​ ​‍‌‍​ ​ ​‌​ ‍​​ ‌‍‌‍​‍‌‍‌‍​ ‍‌​ ‌‌‌‍‌​​ ‍‌​‍‌‌​ ​‍​ ​‍​‍‌‌​ ‌‌‌​‌​​‍ ‍‌ ‌​‌‍‌‌‌ ‍​‌ ‌​​ ‌‍​‍‌‍​‌‌ ​ ‌‍‌‌‌‌‌‌‌ ​‍‌‍ ​​ ‌​‍‌‌​ ​‍‌​‌‍‌ ​ ‌ ‌​‌ ‌‌‌‍‌​‌‍‍‌‌‍ ​‍‌‍‌‍‍‌‌‍‌​​ ‌​ ‌‍​ ​ ‌‍​‌‌‍​‍​ ‌​​ ​‍​ ​‌‌‍‌​​‍ ‌​ ‌ ​ ‌ ‌‍​ ​ ‌‍​‍ ‌​ ‌​‌‍​‌‌‍​‌‌‍​ ​‍ ‌​ ‍​​ ​​​ ‌ ​ ‍​​‍ ‌‌‍​‍​ ​ ​ ‌‍​ ​ ​ ​ ​ ​​​ ‌‌​ ‌‌​ ​ ‌‍‌‍​ ‍‌​ ‌ ​‍‌‍‌ ‌​‌ ‍‌‌ ​​‌‍‌‌​ ‌‌ ​ ‌‍‍‌‌ ‌​‌‍‌‌‌‌​​‌‍​‌‌‍‌ ‌‍‌‌​‍‌‍‌ ​​‌‍​‌‌ ‌​‌‍‍​​ ‌‌ ​​‌‍​‌‌‍‌ ‌‍‌‌‌​​‍‌ ‌‌‌‍‍‌‌‍ ​‌‍‌​‌‍‌‌‌ ​‍​‍‌‌​ ‌‌‌​​‍‌‌ ‌‍‍ ‌‍‌‌‌ ‍‌​‍‌‌​ ​ ‌​‌​​‍‌‌​ ​ ‌​‌​​‍‌‌​ ​‍​ ​‍​ ​ ‌‍​‌‌‍​ ​ ​​‌‍​‌​ ​​​ ‌ ​ ​​‌‍‌​​ ‌ ​ ‌‍‌‍​ ​‍‌‌​ ​‍​ ​‍​‍‌‌​ ‌‌‌​‌​​‍ ‍‌‍​ ‌‍ ‌‍ ‍‌ ‌​‌‍‌‌‌‍ ‍‌ ‌​​‍‌‌​ ‌‌‌​​‍‌‌ ‌‍‍ ‌‍‌‌‌ ‍‌​‍‌‌​ ​ ‌​‌​​‍‌‌​ ​ ‌​‌​​‍‌‌​ ​‍​ ​‍​ ‍‌​ ‍​‌‍‌​‌‍‌​‌‍​‍​ ‌​‌‍‌‍​ ‌‍‌‍​ ​ ‍​​ ​ ​ ‌ ​‍‌‌​ ​‍​ ​‍​‍‌‌​ ‌‌‌​‌​​‍ ‍‌‍​ ‌‍‍​‌‍‍‌‌‍ ​‌‍‌​‌ ​‍‌‍‌‌‌‍ ‍​‍‌‌​ ‌‌‌​​‍‌‌ ‌‍‍ ‌‍‌‌‌ ‍‌​‍‌‌​ ​ ‌​‌​​‍‌‌​ ​ ‌​‌​​‍‌‌​ ​‍​ ​‍‌‍‌‌​ ​‍‌‍​ ​ ​‌​ ‍​​ ‌‍‌‍​‍‌‍‌‍​ ‍‌​ ‌‌‌‍‌​​ ‍‌​‍‌‌​ ​‍​ ​‍​‍‌‌​ ‌‌‌​‌​​‍ ‍‌ ‌​‌‍‌‌‌ ‍​‌ ‌​​‍​‍‌ ‌
Kan anvendes til krav mod modpart
(eksempelvis entreprenør eller beboer)
Kan belyse indsatsområder samt anvendes
til kvalitetskontrol.